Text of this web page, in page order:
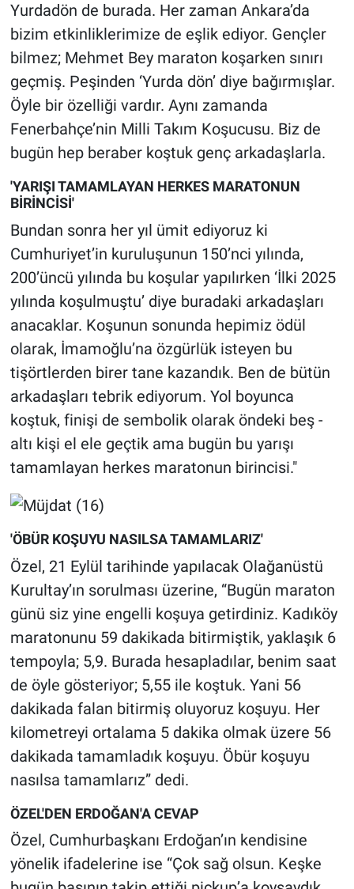
Yurdadön de burada. Her zaman Ankara’da
bizim etkinliklerimize de eşlik ediyor. Gençler
bilmez; Mehmet Bey maraton koşarken sınırı
geçmiş. Peşinden ‘Yurda dön’ diye bağırmışlar.
Öyle bir özelliği vardır. Aynı zamanda
Fenerbahçe’nin Milli Takım Koşucusu. Biz de
bugün hep beraber koştuk genç arkadaşlarla.
'YARIŞI TAMAMLAYAN HERKES MARATONUN
BİRİNCİSİ'
Bundan sonra her yıl ümit ediyoruz ki
Cumhuriyet’in kuruluşunun 150’nci yılında,
200’üncü yılında bu koşular yapılırken ‘İlki 2025
yılında koşulmuştu’ diye buradaki arkadaşları
anacaklar. Koşunun sonunda hepimiz ödül
olarak, İmamoğlu’na özgürlük isteyen bu
tişörtlerden birer tane kazandık. Ben de bütün
arkadaşları tebrik ediyorum. Yol boyunca
koştuk, finişi de sembolik olarak öndeki beş -
altı kişi el ele geçtik ama bugün bu yarışı
tamamlayan herkes maratonun birincisi."
'ÖBÜR KOŞUYU NASILSA TAMAMLARIZ'
Özel, 21 Eylül tarihinde yapılacak Olağanüstü
Kurultay’ın sorulması üzerine, “Bugün maraton
günü siz yine engelli koşuya getirdiniz. Kadıköy
maratonunu 59 dakikada bitirmiştik, yaklaşık 6
tempoyla; 5,9. Burada hesapladılar, benim saat
de öyle gösteriyor; 5,55 ile koştuk. Yani 56
dakikada falan bitirmiş oluyoruz koşuyu. Her
kilometreyi ortalama 5 dakika olmak üzere 56
dakikada tamamladık koşuyu. Öbür koşuyu
nasılsa tamamlarız” dedi.
ÖZEL'DEN ERDOĞAN'A CEVAP
Özel, Cumhurbaşkanı Erdoğan’ın kendisine
yönelik ifadelerine ise “Çok sağ olsun. Keşke